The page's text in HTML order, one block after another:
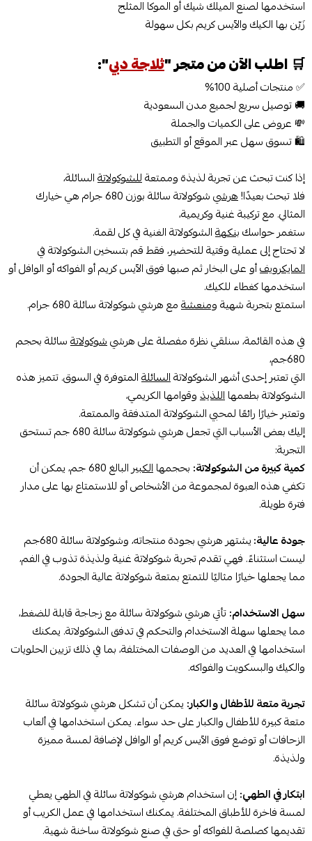
استخدمها لصنع الميلك شيك أو الموكا المثلج
زَيّن بها الكيك والآيس كريم بكل سهولة
🛒 اطلب الآن من متجر "ثلاجة دبي":
✅ منتجات أصلية 100%
🚚 توصيل سريع لجميع مدن السعودية
💸 عروض على الكميات والجملة
🛍️ تسوق سهل عبر الموقع أو التطبيق
إذا كنت تبحث عن تجربة لذيذة وممتعةللشوكولاتةالسائلة،
فلا تبحث بعيدًا!هرشي
شوكولاتة سائلة بوزن 680 جرام هي خيارك
المثالي. مع تركيبة غنية وكريمية،
ستغمر حواسكبنكهةالشوكولاتة الغنية في كل لقمة.
لا تحتاج إلى عملية وقتية للتحضير، فقط قم بتسخين الشوكولاتة في
المايكرويفأو على البخار ثم صبها فوق الآيس كريم أو الفواكه أو الوافل أو
استخدمها كغطاء للكيك.
استمتع بتجربة شهيةومنعشةمع هرشي شوكولاتة سائلة 680 جرام.
في هذه القائمة، سنلقي نظرة مفصلة على هرشيشوكولاتةسائلة بحجم
680جم،
التي تعتبر إحدى أشهر الشوكولاتةالسائلةالمتوفرة في السوق. تتميز هذه
الشوكولاتة بطعمهااللذيذوقوامها الكريمي،
وتعتبر خيارًا رائعًا لمحبي الشوكولاتة المتدفقة والممتعة.
إليك بعض الأسباب التي تجعل هرشي شوكولاتة سائلة 680 جم تستحق
التجربة:
كمية كبيرة من الشوكولاتة: بحجمهاالكبير
البالغ 680 جم، يمكن أن
تكفي هذه العبوة لمجموعة من الأشخاص أو للاستمتاع بها على مدار
فترة طويلة.
جودة عالية:
يشتهر هرشي بجودة منتجاته، وشوكولاتة سائلة 680جم
ليست استثناءً. فهي تقدم تجربة شوكولاتة غنية ولذيذة تذوب في الفم،
مما يجعلها خيارًا مثاليًا للتمتع بمتعة شوكولاتة عالية الجودة.
سهل الاستخدام:تأتي هرشي شوكولاتة سائلة مع زجاجة قابلة للضغط،
مما يجعلها سهلة الاستخدام والتحكم في تدفق الشوكولاتة. يمكنك
استخدامها في العديد من الوصفات المختلفة، بما في ذلك تزيين الحلويات
والكيك والبسكويت والفواكه.
تجربة متعة للأطفال والكبار: يمكن أن تشكل هرشي شوكولاتة سائلة
متعة كبيرة للأطفال والكبار على حد سواء. يمكن استخدامها في ألعاب
الزحافات أو توضع فوق الآيس كريم أو الوافل لإضافة لمسة مميزة
ولذيذة.
ابتكار في الطهي:إن استخدام هرشي شوكولاتة سائلة في الطهي يعطي
لمسة فاخرة للأطباق المختلفة. يمكنك استخدامها في عمل الكريب أو
تقديمها كصلصة للفواكه أو حتى في صنع شوكولاتة ساخنة شهية.